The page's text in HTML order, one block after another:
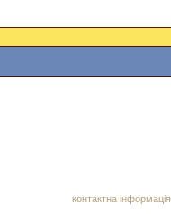
контактна